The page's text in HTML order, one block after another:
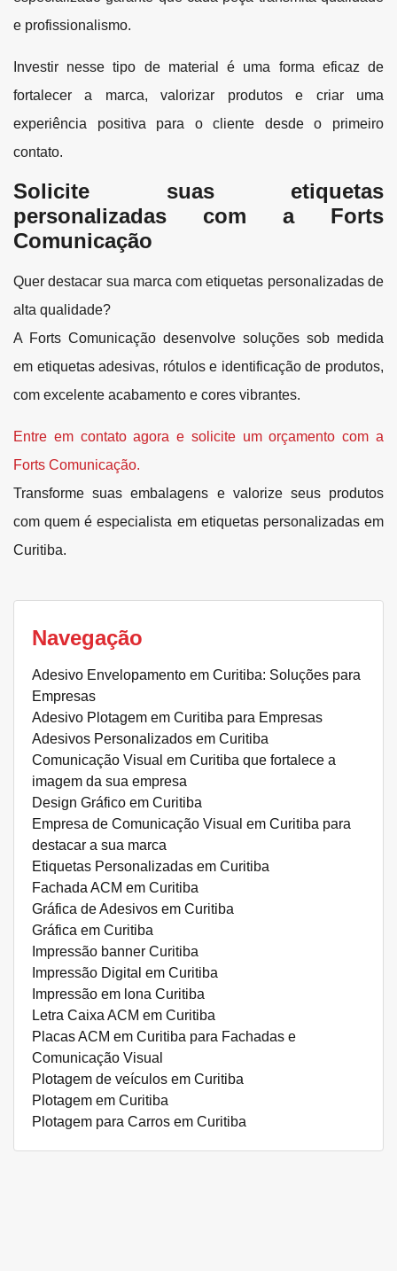
e profissionalismo.
Investir nesse tipo de material é uma forma eficaz de
fortalecer a marca, valorizar produtos e criar uma
experiência positiva para o cliente desde o primeiro
contato.
Solicite suas etiquetas
personalizadas com a Forts
Comunicação
Quer destacar sua marca com etiquetas personalizadas de
alta qualidade?
A Forts Comunicação desenvolve soluções sob medida
em etiquetas adesivas, rótulos e identificação de produtos,
com excelente acabamento e cores vibrantes.
Entre em contato agora e solicite um orçamento com a
Forts Comunicação.
Transforme suas embalagens e valorize seus produtos
com quem é especialista em etiquetas personalizadas em
Curitiba.
Navegação
Adesivo Envelopamento em Curitiba: Soluções para
Empresas
Adesivo Plotagem em Curitiba para Empresas
Adesivos Personalizados em Curitiba
Comunicação Visual em Curitiba que fortalece a
imagem da sua empresa
Design Gráfico em Curitiba
Empresa de Comunicação Visual em Curitiba para
destacar a sua marca
Etiquetas Personalizadas em Curitiba
Fachada ACM em Curitiba
Gráfica de Adesivos em Curitiba
Gráfica em Curitiba
Impressão banner Curitiba
Impressão Digital em Curitiba
Impressão em lona Curitiba
Letra Caixa ACM em Curitiba
Placas ACM em Curitiba para Fachadas e
Comunicação Visual
Plotagem de veículos em Curitiba
Plotagem em Curitiba
Plotagem para Carros em Curitiba